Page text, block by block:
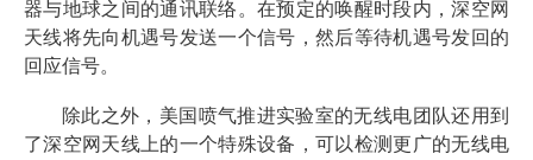
器与地球之间的通讯联络。在预定的唤醒时段内，深空网
天线将先向机遇号发送一个信号，然后等待机遇号发回的
回应信号。
除此之外，美国喷气推进实验室的无线电团队还用到
了深空网天线上的一个特殊设备，可以检测更广的无线电